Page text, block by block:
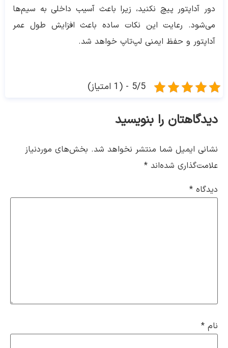
دور آداپتور پیچ نکنید، زیرا باعث آسیب داخلی به سیم‌ها
می‌شود. رعایت این نکات ساده باعث افزایش طول عمر
آداپتور و حفظ ایمنی لپ‌تاپ خواهد شد.
5/5 - (1 امتیاز)
دیدگاهتان را بنویسید
نشانی ایمیل شما منتشر نخواهد شد. بخش‌های موردنیاز
علامت‌گذاری شده‌اند *
دیدگاه *
نام *